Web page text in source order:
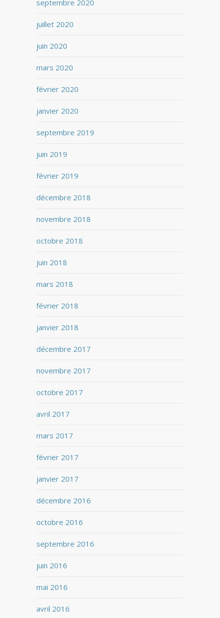
septembre 2020
juillet 2020
juin 2020
mars 2020
février 2020
janvier 2020
septembre 2019
juin 2019
février 2019
décembre 2018
novembre 2018
octobre 2018
juin 2018
mars 2018
février 2018
janvier 2018
décembre 2017
novembre 2017
octobre 2017
avril 2017
mars 2017
février 2017
janvier 2017
décembre 2016
octobre 2016
septembre 2016
juin 2016
mai 2016
avril 2016